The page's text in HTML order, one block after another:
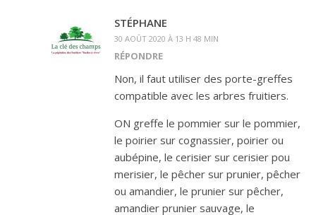
STÉPHANE
30 AOÛT 2020 À 13 H 48 MIN
RÉPONDRE
Non, il faut utiliser des porte-greffes
compatible avec les arbres fruitiers.
ON greffe le pommier sur le pommier,
le poirier sur cognassier, poirier ou
aubépine, le cerisier sur cerisier pou
merisier, le pêcher sur prunier, pêcher
ou amandier, le prunier sur pêcher,
amandier prunier sauvage, le